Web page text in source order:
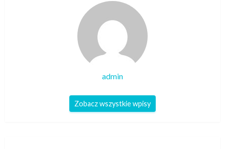
admin
Zobacz wszystkie wpisy